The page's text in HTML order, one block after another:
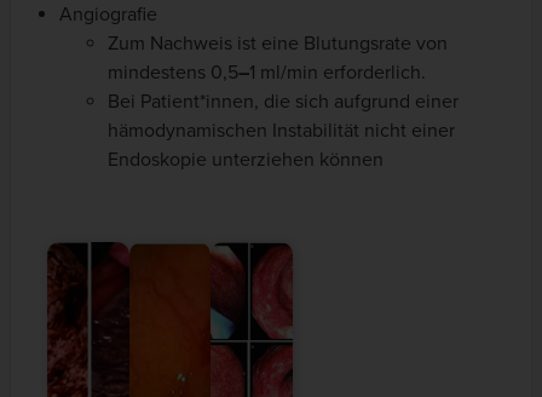
Angiografie
Zum Nachweis ist eine Blutungsrate von
mindestens 0,5–1 ml/min erforderlich.
Bei Patient*innen, die sich aufgrund einer
hämodynamischen Instabilität nicht einer
Endoskopie unterziehen können